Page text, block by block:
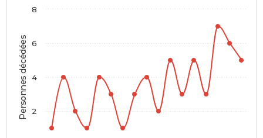
Personnes décédées 2
4
6
8